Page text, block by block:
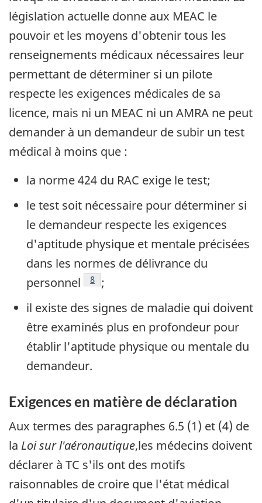
législation actuelle donne aux MEAC le
pouvoir et les moyens d'obtenir tous les
renseignements médicaux nécessaires leur
permettant de déterminer si un pilote
respecte les exigences médicales de sa
licence, mais ni un MEAC ni un AMRA ne peut
demander à un demandeur de subir un test
médical à moins que :
la norme 424 du RAC exige le test;
le test soit nécessaire pour déterminer si
le demandeur respecte les exigences
d'aptitude physique et mentale précisées
dans les normes de délivrance du
personnel
Footnote
8 ;
il existe des signes de maladie qui doivent
être examinés plus en profondeur pour
établir l'aptitude physique ou mentale du
demandeur.
Exigences en matière de déclaration
Aux termes des paragraphes 6.5 (1) et (4) de
la Loi sur l'aéronautique,les médecins doivent
déclarer à TC s'ils ont des motifs
raisonnables de croire que l'état médical